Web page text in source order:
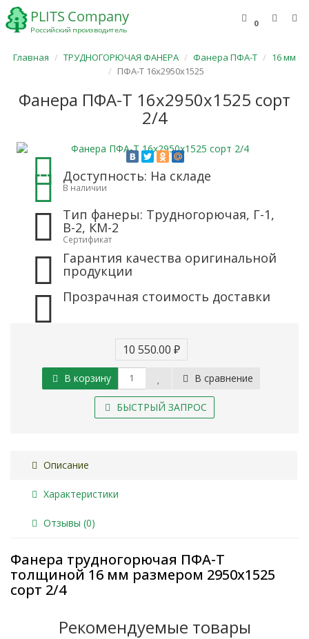
0
Главная ТРУДНОГОРЮЧАЯ ФАНЕРА Фанера ПФА-Т
16 мм
ПФА-Т 16х2950х1525
Фанера ПФА-Т 16х2950х1525 сорт
2/4
Доступность: На складе
В наличии
Тип фанеры: Трудногорючая, Г-1,
В-2, КМ-2
Сертификат
Гарантия качества оригинальной
продукции
Прозрачная стоимость доставки
10 550.00 ₽
В корзину В сравнение
БЫСТРЫЙ ЗАПРОС
Описание
Характеристики
Отзывы (0)
Фанера трудногорючая ПФА-Т
толщиной 16 мм размером 2950х1525
сорт 2/4
Рекомендуемые товары